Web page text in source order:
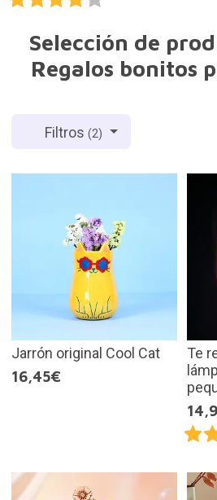
Selección de
Regalos bonitos
Filtros(2)
Jarrón original Cool Cat
16,45€
Te